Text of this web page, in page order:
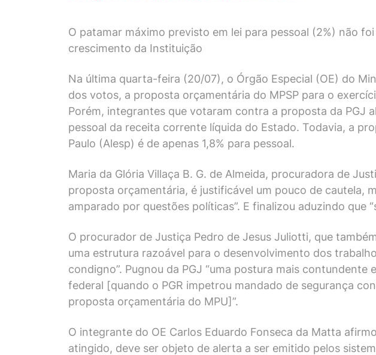
O patamar máximo previsto em lei para pessoal (2%) não
crescimento da Instituição
Na última quarta-feira (20/07), o Órgão Especial (OE) do
dos votos, a proposta orçamentária do MPSP para o
Porém, integrantes que votaram contra a proposta da PGJ
pessoal da receita corrente líquida do Estado. Todavia, a
Paulo (Alesp) é de apenas 1,8% para pessoal.
Maria da Glória Villaça B. G. de Almeida, procuradora de
proposta orçamentária, é justificável um pouco de cautela,
amparado por questões políticas”. E finalizou aduzindo que
O procurador de Justiça Pedro de Jesus Juliotti, que
uma estrutura razoável para o desenvolvimento dos
condigno”. Pugnou da PGJ “uma postura mais
federal [quando o PGR impetrou mandado de segurança
proposta orçamentária do MPU]”.
O integrante do OE Carlos Eduardo Fonseca da Matta
atingido, deve ser objeto de alerta a ser emitido pelos